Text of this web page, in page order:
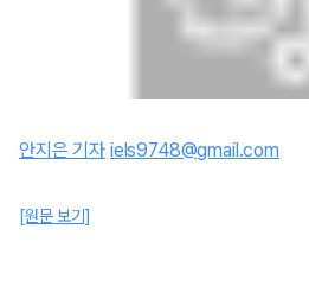
안지은 기자 iels9748@gmail.com
[원문 보기]